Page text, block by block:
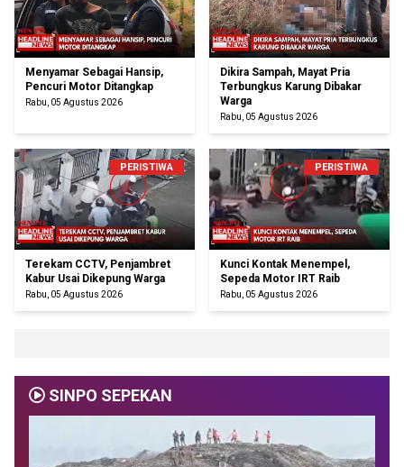
Menyamar Sebagai Hansip,
Pencuri Motor Ditangkap
Rabu, 05 Agustus 2026
Dikira Sampah, Mayat Pria
Terbungkus Karung Dibakar
Warga
Rabu, 05 Agustus 2026
PERISTIWA
Terekam CCTV, Penjambret
Kabur Usai Dikepung Warga
Rabu, 05 Agustus 2026
PERISTIWA
Kunci Kontak Menempel,
Sepeda Motor IRT Raib
Rabu, 05 Agustus 2026
SINPO SEPEKAN